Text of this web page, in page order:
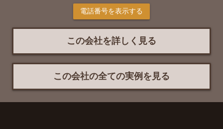
電話番号を表示する
この会社を詳しく見る
この会社の全ての実例を見る